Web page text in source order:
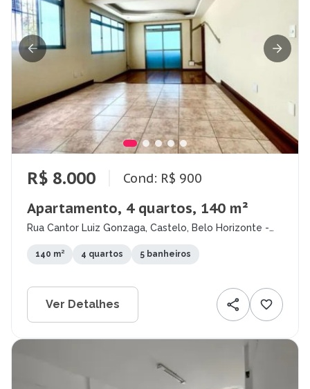
R$ 8.000 Cond: R$ 900
Apartamento, 4 quartos, 140 m²
Rua Cantor Luiz Gonzaga, Castelo, Belo Horizonte -
140 m² 4 quartos 5 banheiros
Ver Detalhes